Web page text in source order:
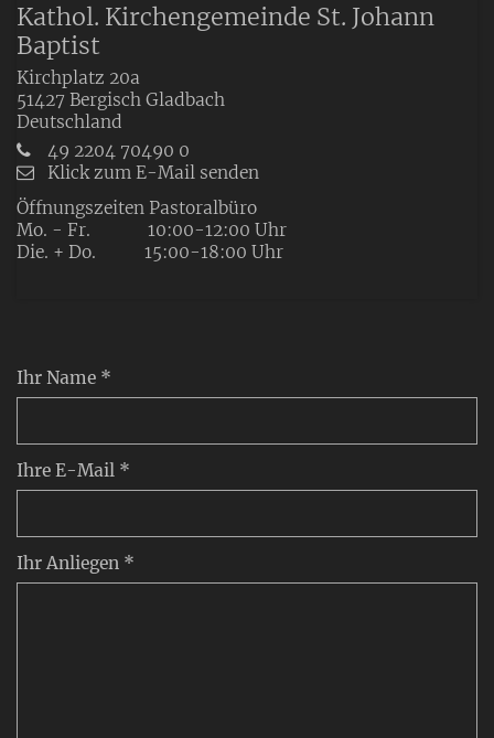
Ihr Name *
Ihre E-Mail *
Ihr Anliegen *
Kathol. Kirchengemeinde St. Johann
Baptist
Kirchplatz 20a
51427 Bergisch Gladbach
Deutschland
49 2204 70490 0
Klick zum E-Mail senden
Öffnungszeiten Pastoralbüro
Mo. - Fr. 10:00-12:00 Uhr
Die. + Do. 15:00-18:00 Uhr